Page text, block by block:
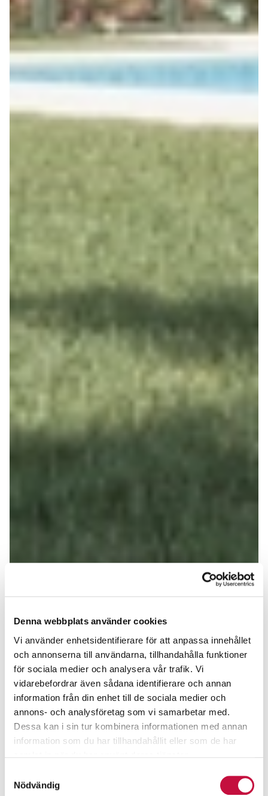
Denna webbplats använder cookies
Vi använder enhetsidentifierare för att anpassa innehållet
och annonserna till användarna, tillhandahålla funktioner
för sociala medier och analysera vår trafik. Vi
vidarebefordrar även sådana identifierare och annan
information från din enhet till de sociala medier och
annons- och analysföretag som vi samarbetar med.
Dessa kan i sin tur kombinera informationen med annan
information som du har tillhandahållit eller som de har
Nödvändig